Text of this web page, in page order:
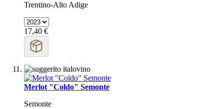
Trentino-Alto Adige
17,40 €
Merlot "Coldo" Semonte
Semonte